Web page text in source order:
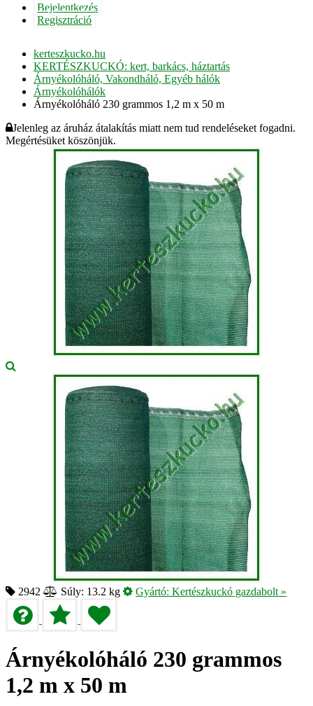
Bejelentkezés
Regisztráció
kerteszkucko.hu
KERTÉSZKUCKÓ: kert, barkács, háztartás
Árnyékolóháló, Vakondháló, Egyéb hálók
Árnyékolóhálók
Árnyékolóháló 230 grammos 1,2 m x 50 m
Jelenleg az áruház átalakítás miatt nem tud rendeléseket fogadni.
Megértésüket köszönjük.
2942 Súly: 13.2 kg Gyártó: Kertészkuckó gazdabolt »
Árnyékolóháló 230 grammos
1,2 m x 50 m